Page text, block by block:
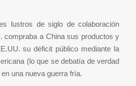
lustros de siglo de colaboración
compraba a China sus productos y
su déficit público mediante la
(lo que se debatía de verdad
una nueva guerra fría.